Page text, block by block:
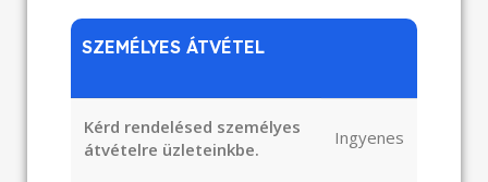
SZEMÉLYES ÁTVÉTEL
Kérd rendelésed személyes
átvételre üzleteinkbe.
Ingyenes